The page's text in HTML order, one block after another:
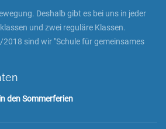
Deshalb gibt es bei uns in jeder
und zwei reguläre Klassen.
sind wir "Schule für gemeinsames
den Sommerferien